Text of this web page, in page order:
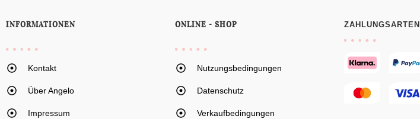
INFORMATIONEN
Kontakt
Über Angelo
Impressum
ONLINE - SHOP
Nutzungsbedingungen
Datenschutz
Verkaufbedingungen
ZAHLUNGSARTEN